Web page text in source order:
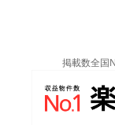
掲載数全国